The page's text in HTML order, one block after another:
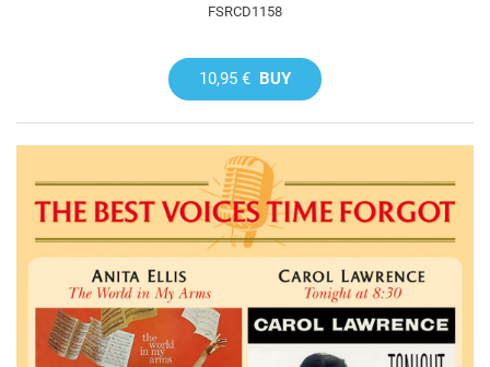
FSRCD1158
10,95 € BUY